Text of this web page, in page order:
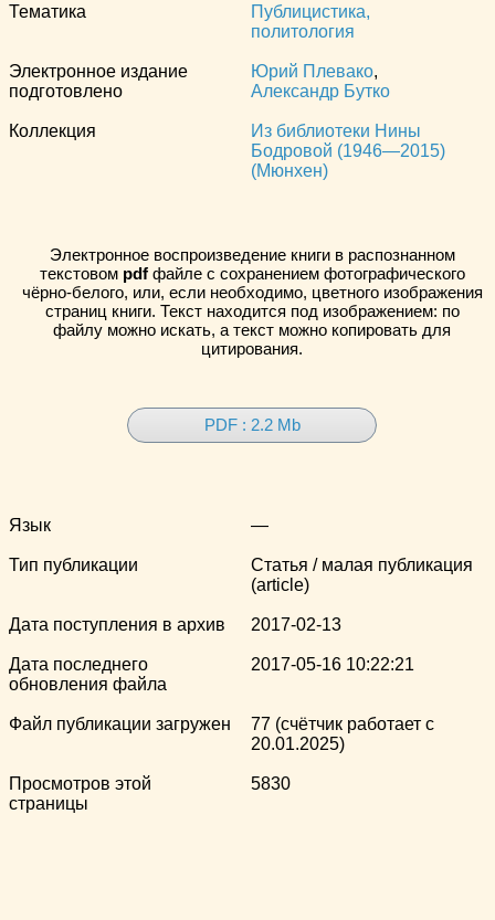
Тематика
Публицистика,
политология
Электронное издание
подготовлено
Юрий Плевако,
Александр Бутко
Коллекция
Из библиотеки Нины
Бодровой (1946—2015)
(Мюнхен)
Электронное воспроизведение книги в распознанном
текстовом pdfфайле с сохранением фотографического
чёрно-белого, или, если необходимо, цветного изображения
страниц книги. Текст находится под изображением: по
файлу можно искать, а текст можно копировать для
цитирования.
PDF : 2.2 Mb
Язык —
Тип публикации
Статья / малая публикация
(article)
Дата поступления в архив 2017-02-13
Дата последнего
обновления файла
2017-05-16 10:22:21
Файл публикации загружен
77 (счётчик работает с
20.01.2025)
Просмотров этой
страницы
5830